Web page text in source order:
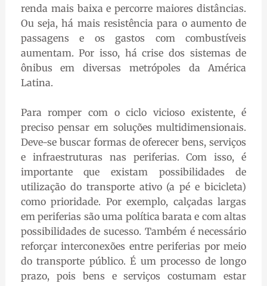
renda mais baixa e percorre maiores distâncias.
Ou seja, há mais resistência para o aumento de
passagens e os gastos com combustíveis
aumentam. Por isso, há crise dos sistemas de
ônibus em diversas metrópoles da América
Latina.
Para romper com o ciclo vicioso existente, é
preciso pensar em soluções multidimensionais.
Deve-se buscar formas de oferecer bens, serviços
e infraestruturas nas periferias. Com isso, é
importante que existam possibilidades de
utilização do transporte ativo (a pé e bicicleta)
como prioridade. Por exemplo, calçadas largas
em periferias são uma política barata e com altas
possibilidades de sucesso. Também é necessário
reforçar interconexões entre periferias por meio
do transporte público. É um processo de longo
prazo, pois bens e serviços costumam estar